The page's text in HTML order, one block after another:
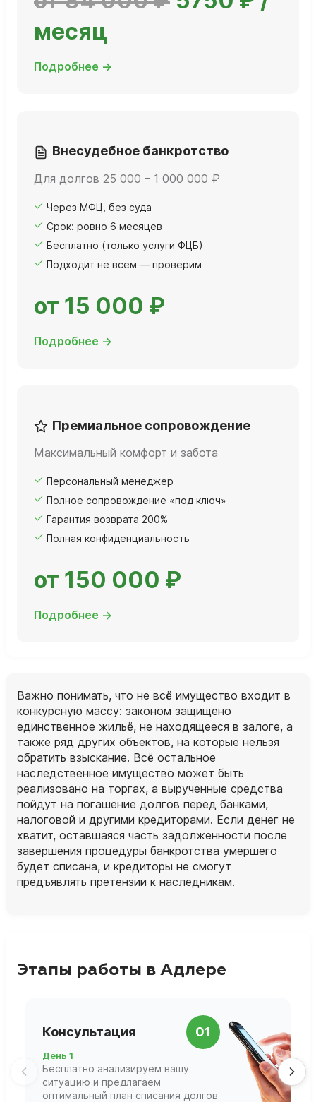
месяц
Подробнее →
Внесудебное банкротство
Для долгов 25 000 – 1 000 000 ₽
Через МФЦ, без суда
Срок: ровно 6 месяцев
Бесплатно (только услуги ФЦБ)
Подходит не всем — проверим
от 15 000 ₽
Подробнее →
Премиальное сопровождение
Максимальный комфорт и забота
Персональный менеджер
Полное сопровождение «под ключ»
Гарантия возврата 200%
Полная конфиденциальность
от 150 000 ₽
Подробнее →
Важно понимать, что не всё имущество входит в
конкурсную массу: законом защищено
единственное жильё, не находящееся в залоге, а
также ряд других объектов, на которые нельзя
обратить взыскание. Всё остальное
наследственное имущество может быть
реализовано на торгах, а вырученные средства
пойдут на погашение долгов перед банками,
налоговой и другими кредиторами. Если денег не
хватит, оставшаяся часть задолженности после
завершения процедуры банкротства умершего
будет списана, и кредиторы не смогут
предъявлять претензии к наследникам.
Этапы работы в Адлере
Консультация 01
День 1
Бесплатно анализируем вашу
ситуацию и предлагаем
оптимальный план списания долгов